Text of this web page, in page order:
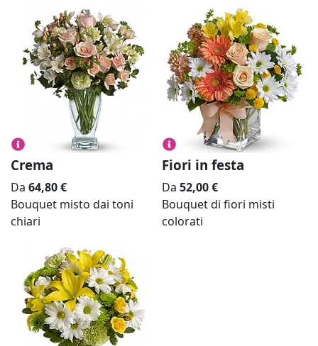
Crema
Da 64,80€
Bouquet misto dai toni
chiari
Fiori in festa
Da 52,00€
Bouquet di fiori misti
colorati